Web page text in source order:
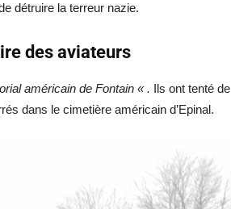
détruire la terreur nazie.
des aviateurs
américain de Fontain « . Ils ont tenté de
dans le cimetière américain d’Epinal.